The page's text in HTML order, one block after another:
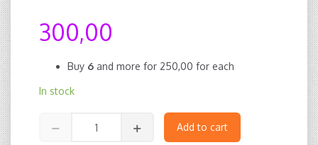
300,00
Buy 6 and more for 250,00 for each
In stock
Add to cart